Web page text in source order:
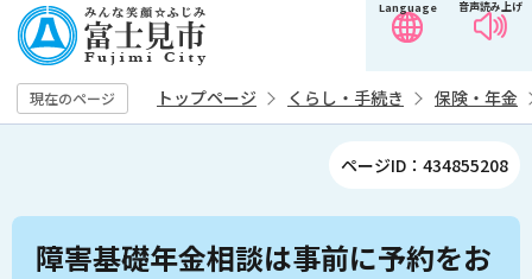
の
ペ
ー
音声読み上げ
Language
現在のページ トップページ くらし・手続き 保険・年金
ページID：434855208
本
障害基礎年金相談は事前に予約をお